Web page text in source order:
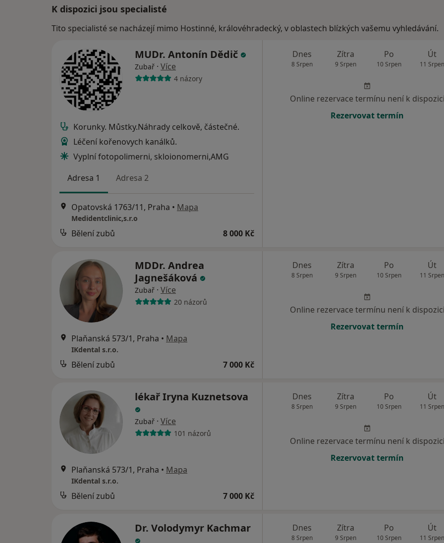
K dispozici jsou specialisté
Tito specialisté se nacházejí mimo Hostinné, královéhradecký, v oblastech blízkých vašemu vyhledávání.
MUDr. Antonín Dědič
Zubař · Více
4 názory
Korunky. Můstky.Náhrady celkově, částečné.
Léčení kořenovych kanálků.
Vyplní fotopolimerni, skloionomerni,AMG
Adresa 1
Adresa 2
Opatovská 1763/11, Praha • Mapa
Medidentclinic,s.r.o
Bělení zubů 8 000 Kč
Dnes
8 Srpen
Zítra
9 Srpen
Po
10 Srpen
Út
11 Srpen
Online rezervace termínu není k dispozici
Rezervovat termín
MDDr. Andrea
Jagnešáková
Zubař · Více
20 názorů
Plaňanská 573/1, Praha • Mapa
IKdental s.r.o.
Bělení zubů 7 000 Kč
Dnes
8 Srpen
Zítra
9 Srpen
Po
10 Srpen
Út
11 Srpen
Online rezervace termínu není k dispozici
Rezervovat termín
lékař Iryna Kuznetsova
Zubař · Více
101 názorů
Plaňanská 573/1, Praha • Mapa
IKdental s.r.o.
Bělení zubů 7 000 Kč
Dnes
8 Srpen
Zítra
9 Srpen
Po
10 Srpen
Út
11 Srpen
Online rezervace termínu není k dispozici
Rezervovat termín
Dr. Volodymyr Kachmar Dnes
8 Srpen
Zítra
9 Srpen
Po
10 Srpen
Út
11 Srpen